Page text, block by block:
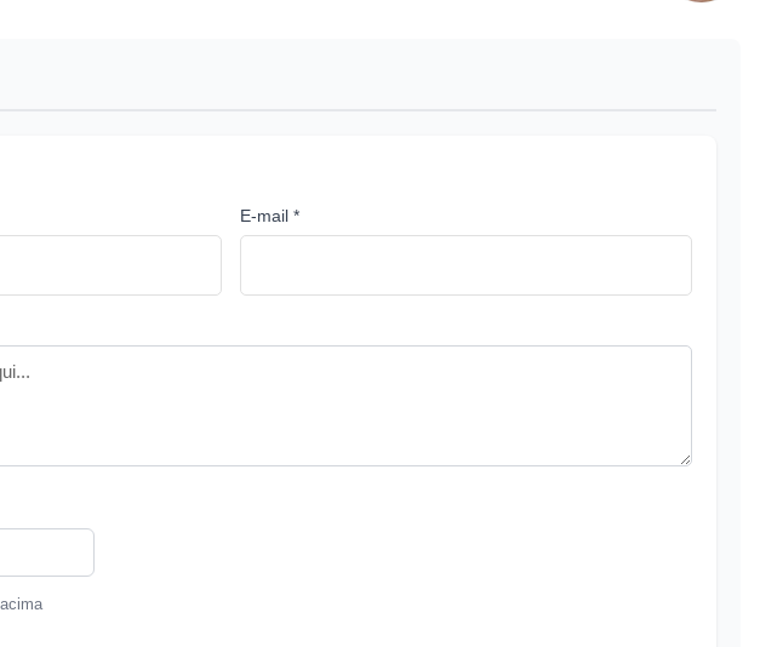
E-mail *